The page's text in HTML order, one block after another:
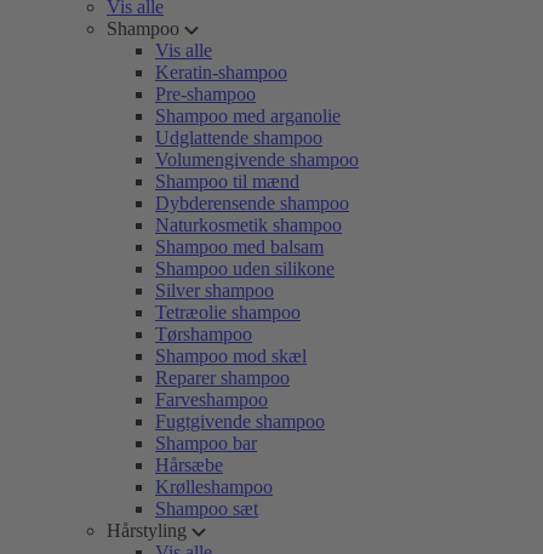
Vis alle
Shampoo
Vis alle
Keratin-shampoo
Pre-shampoo
Shampoo med arganolie
Udglattende shampoo
Volumengivende shampoo
Shampoo til mænd
Dybderensende shampoo
Naturkosmetik shampoo
Shampoo med balsam
Shampoo uden silikone
Silver shampoo
Tetræolie shampoo
Tørshampoo
Shampoo mod skæl
Reparer shampoo
Farveshampoo
Fugtgivende shampoo
Shampoo bar
Hårsæbe
Krølleshampoo
Shampoo sæt
Hårstyling